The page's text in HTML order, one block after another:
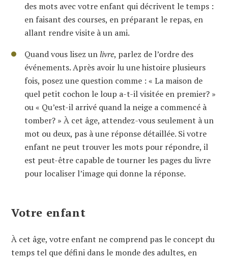
des mots avec votre enfant qui décrivent le temps :
en faisant des courses, en préparant le repas, en
allant rendre visite à un ami.
Quand vous lisez unlivre, parlez de l’ordre des
événements. Après avoir lu une histoire plusieurs
fois, posez une question comme : « La maison de
quel petit cochon le loup a-t-il visitée en premier? »
ou « Qu’est-il arrivé quand la neige a commencé à
tomber? » À cet âge, attendez-vous seulement à un
mot ou deux, pas à une réponse détaillée. Si votre
enfant ne peut trouver les mots pour répondre, il
est peut-être capable de tourner les pages du livre
pour localiser l’image qui donne la réponse.
Votre enfant
À cet âge, votre enfant ne comprend pas le concept du
temps tel que défini dans le monde des adultes, en